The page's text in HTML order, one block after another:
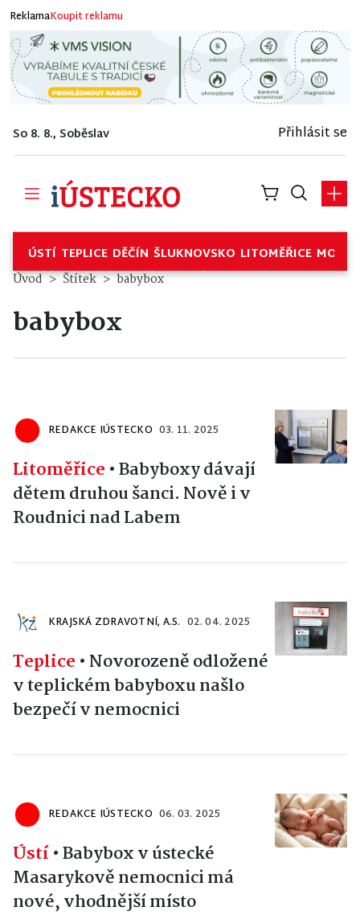
ReklamaKoupit reklamu
So 8. 8., Soběslav Přihlásit se
ÚSTÍ TEPLICE DĚČÍN ŠLUKNOVSKO LITOMĚŘICE
Úvod Štítek babybox
babybox
REDAKCE IÚSTECKO 03. 11. 2025
Litoměřice •Babyboxy dávají
dětem druhou šanci. Nově i v
Roudnici nad Labem
KRAJSKÁ ZDRAVOTNÍ, A.S. 02. 04. 2025
Teplice • Novorozeně odložené
v teplickém babyboxu našlo
bezpečí v nemocnici
REDAKCE IÚSTECKO 06. 03. 2025
Ústí•Babybox v ústecké
Masarykově nemocnici má
nové, vhodnější místo